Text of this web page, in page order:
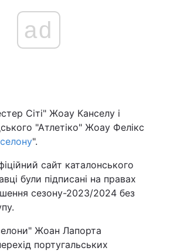
ad
Сіті" Жоау Канселу і
"Атлетіко" Жоау Фелікс
".
сайт каталонського
були підписані на правах
сезону-2023/2024 без
Жоан Лапорта
португальських